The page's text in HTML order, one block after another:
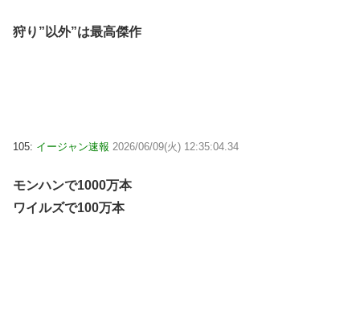
狩り”以外”は最高傑作
105: イージャン速報 2026/06/09(火) 12:35:04.34
モンハンで1000万本
ワイルズで100万本